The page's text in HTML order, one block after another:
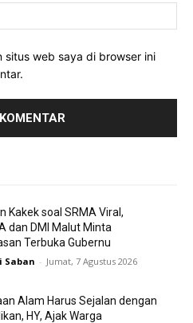
situs web saya di browser ini
Kakek soal SRMA Viral,
dan DMI Malut Minta
Terbuka Gubernu
Saban - Jumat, 7 Agustus 2026
Alam Harus Sejalan dengan
HY, Ajak Warga